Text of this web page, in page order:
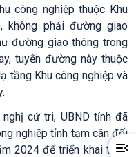
công nghiệp thuộc Khu
không phải đường giao
đường giao thông trong
tuyến đường này thuộc
tầng Khu công nghiệp và
cử tri, UBND tỉnh đã
nghiệp tỉnh tạm cân đối
2024 để triển khai thực